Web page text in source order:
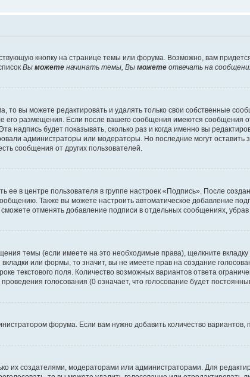
кнопку на странице темы или форума. Возможно, вам
Вы можете начинать темы, Вы можете отвечать на
вы можете редактировать и удалять только свои собственные
его размещения. Если после вашего сообщения имеются сообщения
надпись будет показывать, сколько раз и когда именно вы
администраторы или модераторы. Но последние могут
сообщения от других пользователей.
ее в центре пользователя в группе настроек «Подпись». После
Также вы можете настроить автоматическое добавление
отменять добавление подписи в отдельных сообщениях,
темы (если имеете на это необходимые права), щелкните
или формы, то значит, вы не имеете прав на создание
текстового поля. Количество возможных вариантов ответа
голосования (0 означает, что голосование будет
форума. Если вам нужно добавить количество
их создателями, модераторами или администраторами. Для